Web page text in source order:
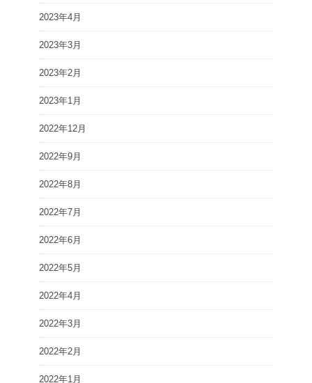
2023年4月
2023年3月
2023年2月
2023年1月
2022年12月
2022年9月
2022年8月
2022年7月
2022年6月
2022年5月
2022年4月
2022年3月
2022年2月
2022年1月